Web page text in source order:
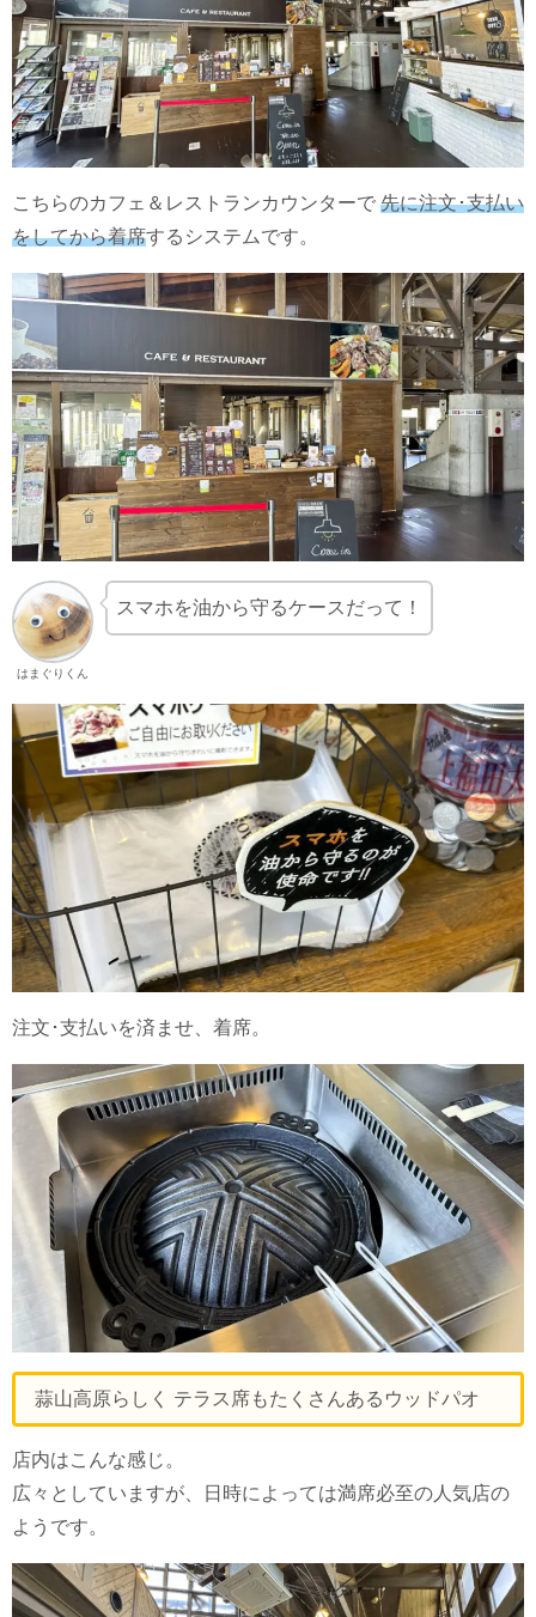
こちらのカフェ＆レストランカウンターで 先に注文･支払い
をしてから着席するシステムです。
はまぐりくん
スマホを油から守るケースだって！
注文･支払いを済ませ、着席。
蒜山高原らしく テラス席もたくさんあるウッドパオ
店内はこんな感じ。
広々としていますが、日時によっては満席必至の人気店の
ようです。